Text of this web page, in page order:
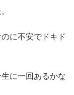
に不安でドキド
に一回あるかな